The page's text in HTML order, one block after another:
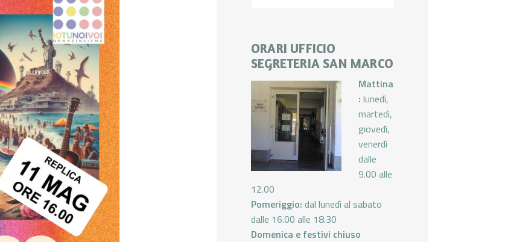
ORARI UFFICIO
SEGRETERIA SAN MARCO
Mattina
: lunedì,
martedì,
giovedì,
venerdì
dalle
9.00 alle
12.00
Pomeriggio: dal lunedì al sabato
dalle 16.00 alle 18.30
Domenica e festivi chiuso